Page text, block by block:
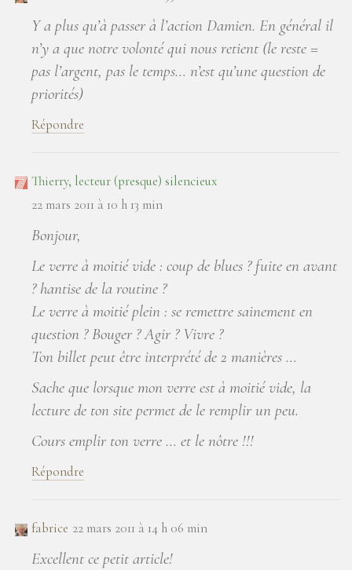
Y a plus qu’à passer à l’action Damien. En général il
n’y a que notre volonté qui nous retient (le reste =
pas l’argent, pas le temps… n’est qu’une question de
priorités)
Répondre
Thierry, lecteur (presque) silencieux
22 mars 2011 à 10 h 13 min
Bonjour,
Le verre à moitié vide : coup de blues ? fuite en avant
? hantise de la routine ?
Le verre à moitié plein : se remettre sainement en
question ? Bouger ? Agir ? Vivre ?
Ton billet peut être interprété de 2 manières …
Sache que lorsque mon verre est à moitié vide, la
lecture de ton site permet de le remplir un peu.
Cours emplir ton verre … et le nôtre !!!
Répondre
fabrice 22 mars 2011 à 14 h 06 min
Excellent ce petit article!